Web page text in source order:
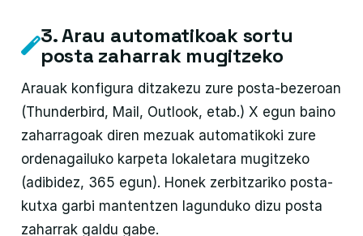
3. Arau automatikoak sortu
posta zaharrak mugitzeko
Arauak konfigura ditzakezu zure posta-bezeroan
(Thunderbird, Mail, Outlook, etab.) X egun baino
zaharragoak diren mezuak automatikoki zure
ordenagailuko karpeta lokaletara mugitzeko
(adibidez, 365 egun). Honek zerbitzariko posta-
kutxa garbi mantentzen lagunduko dizu posta
zaharrak galdu gabe.